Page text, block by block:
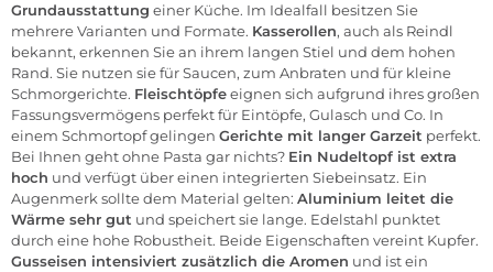
Grundausstattung einer Küche. Im Idealfall besitzen Sie
mehrere Varianten und Formate. Kasserollen, auch als Reindl
bekannt, erkennen Sie an ihrem langen Stiel und dem hohen
Rand. Sie nutzen sie für Saucen, zum Anbraten und für kleine
Schmorgerichte. Fleischtöpfeeignen sich aufgrund ihres großen
Fassungsvermögens perfekt für Eintöpfe, Gulasch und Co. In
einem Schmortopf gelingen Gerichte mit langer Garzeit perfekt.
Bei Ihnen geht ohne Pasta gar nichts? Ein Nudeltopf ist extra
hoch und verfügt über einen integrierten Siebeinsatz. Ein
Augenmerk sollte dem Material gelten: Aluminium leitet die
Wärme sehr gut und speichert sie lange. Edelstahl punktet
durch eine hohe Robustheit. Beide Eigenschaften vereint Kupfer.
Gusseisen intensiviert zusätzlich die Aromen und ist ein